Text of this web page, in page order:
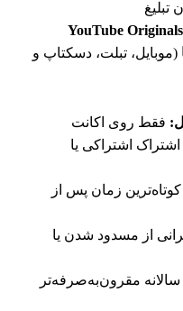
تبلیغ
(موبایل، تبلت، دسکتاپ و
فقط روی اکانت
اشتراکی یا
زمان پس از
از مسدود شدن یا
سالانه مقرون‌به‌صرفه‌تر